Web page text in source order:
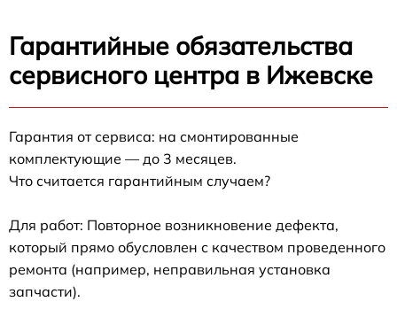
Гарантийные обязательства
сервисного центра в Ижевске
Гарантия от сервиса: на смонтированные
комплектующие — до 3 месяцев.
Что считается гарантийным случаем?
Для работ: Повторное возникновение дефекта,
который прямо обусловлен с качеством проведенного
ремонта (например, неправильная установка
запчасти).